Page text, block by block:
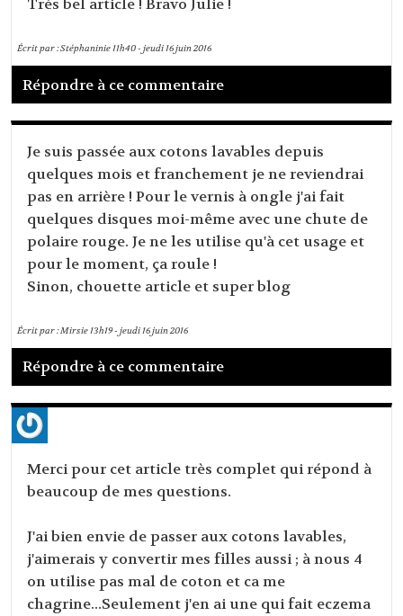
Très bel article ! Bravo Julie !
Écrit par :Stéphaninie11h40-jeudi 16juin 2016
Répondre à ce commentaire
Je suis passée aux cotons lavables depuis
quelques mois et franchement je ne reviendrai
pas en arrière ! Pour le vernis à ongle j'ai fait
quelques disques moi-même avec une chute de
polaire rouge. Je ne les utilise qu'à cet usage et
pour le moment, ça roule !
Sinon, chouette article et super blog
Écrit par :Mirsie13h19-jeudi 16juin 2016
Répondre à ce commentaire
Merci pour cet article très complet qui répond à
beaucoup de mes questions.
J'ai bien envie de passer aux cotons lavables,
j'aimerais y convertir mes filles aussi ; à nous 4
on utilise pas mal de coton et ca me
chagrine...Seulement j'en ai une qui fait eczema